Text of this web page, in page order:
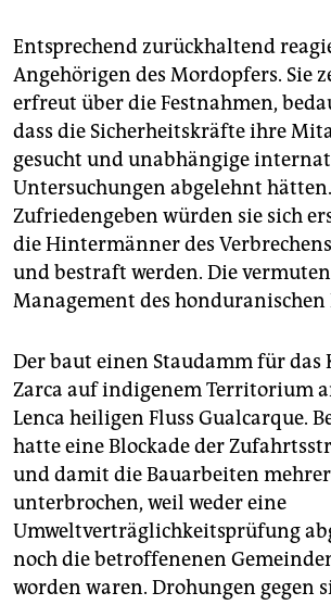
Entsprechend zurückhaltend
Angehörigen des Mordopfers. Sie
erfreut über die Festnahmen,
dass die Sicherheitskräfte ihre
gesucht und unabhängige
Untersuchungen abgelehnt hätten.
Zufriedengeben würden sie sich
die Hintermänner des
und bestraft werden. Die
Management des honduranischen
Der baut einen Staudamm für das
Zarca auf indigenem Territorium
Lenca heiligen Fluss Gualcarque.
hatte eine Blockade der
und damit die Bauarbeiten
unterbrochen, weil weder eine
Umweltverträglichkeitsprüfung
noch die betroffenenen
worden waren. Drohungen gegen